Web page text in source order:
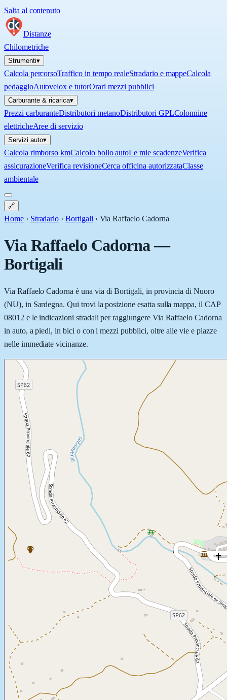
Salta al contenuto
Distanze
Chilometriche
Strumenti▾
Calcola percorsoTraffico in tempo realeStradario e mappeCalcola
pedaggioAutovelox e tutorOrari mezzi pubblici
Carburante & ricarica▾
Prezzi carburanteDistributori metanoDistributori GPLColonnine
elettricheAree di servizio
Servizi auto▾
Calcola rimborso kmCalcolo bollo autoLe mie scadenzeVerifica
assicurazioneVerifica revisioneCerca officina autorizzataClasse
ambientale
🔗
Home › Stradario › Bortigali › Via Raffaelo Cadorna
Via Raffaelo Cadorna—
Bortigali
Via Raffaelo Cadorna è una via di Bortigali, in provincia di Nuoro
(NU), in Sardegna. Qui trovi la posizione esatta sulla mappa, il CAP
08012 e le indicazioni stradali per raggiungere Via Raffaelo Cadorna
in auto, a piedi, in bici o con i mezzi pubblici, oltre alle vie e piazze
nelle immediate vicinanze.